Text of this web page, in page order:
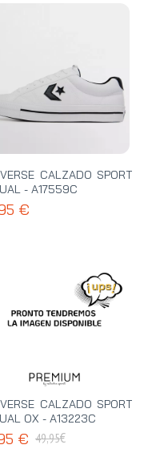
CALZADO SPORT
- A17559C
€
CALZADO SPORT
OX - A13223C
€ 49,95€